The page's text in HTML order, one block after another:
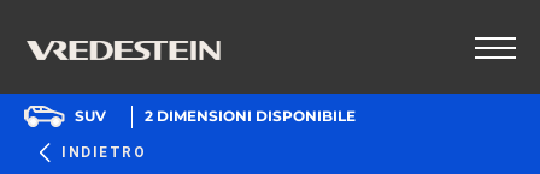
INDIETRO
SUV 2 DIMENSIONI DISPONIBILE